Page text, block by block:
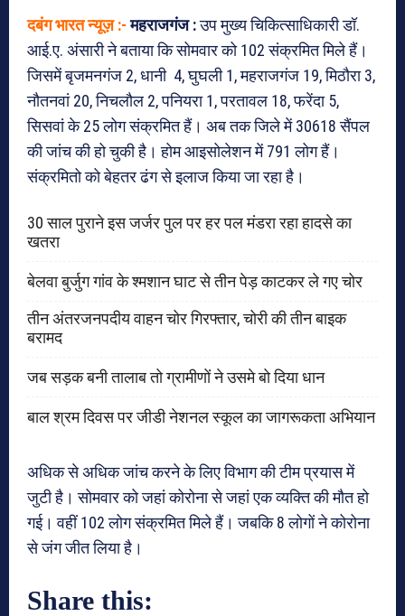
दबंग भारत न्यूज़ :- महराजगंज :उप मुख्य चिकित्साधिकारी डॉ.
आई.ए. अंसारी ने बताया कि सोमवार को 102 संक्रमित मिले हैं।
जिसमें बृजमनगंज 2, धानी 4, घुघली 1, महराजगंज 19, मिठौरा 3,
नौतनवां 20, निचलौल 2, पनियरा 1, परतावल 18, फरेंदा 5,
सिसवां के 25 लोग संक्रमित हैं। अब तक जिले में 30618 सैंपल
की जांच की हो चुकी है। होम आइसोलेशन में 791 लोग हैं।
संक्रमितो को बेहतर ढंग से इलाज किया जा रहा है।
30 साल पुराने इस जर्जर पुल पर हर पल मंडरा रहा हादसे का
खतरा
बेलवा बुर्जुग गांव के श्मशान घाट से तीन पेड़ काटकर ले गए चोर
तीन अंतरजनपदीय वाहन चोर गिरफ्तार, चोरी की तीन बाइक
बरामद
जब सड़क बनी तालाब तो ग्रामीणों ने उसमे बो दिया धान
बाल श्रम दिवस पर जीडी नेशनल स्कूल का जागरूकता अभियान
अधिक से अधिक जांच करने के लिए विभाग की टीम प्रयास में
जुटी है। सोमवार को जहां कोरोना से जहां एक व्यक्ति की मौत हो
गई। वहीं 102 लोग संक्रमित मिले हैं। जबकि 8 लोगों ने कोरोना
से जंग जीत लिया है।
Share this: